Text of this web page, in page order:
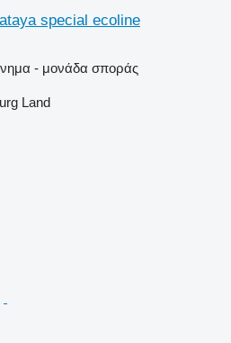
special ecoline
- μονάδα σποράς
Land